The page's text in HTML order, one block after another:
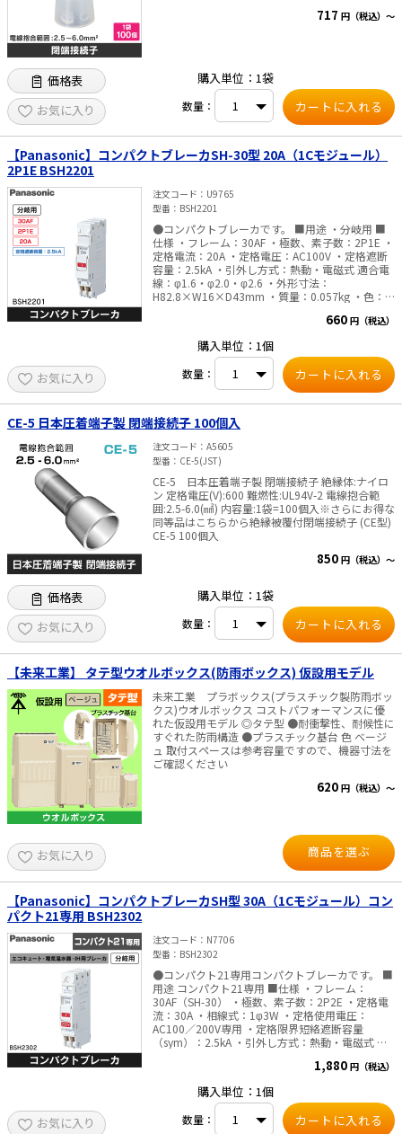
717 円（税込）～
価格表
お気に入り
購入単位：1袋
数量：
【Panasonic】コンパクトブレーカSH-30型 20A（1Cモジュール）
2P1E BSH2201
注文コード
U9765
型番
BSH2201
●コンパクトブレーカです。 ■用途 ・分岐用 ■
仕様 ・フレーム：30AF ・極数、素子数：2P1E ・
定格電流：20A ・定格電圧：AC100V ・定格遮断
容量：2.5kA ・引外し方式：熱動・電磁式 適合電
線：φ1.6・φ2.0・φ2.6 ・外形寸法：
H82.8×W16×D43mm ・質量：0.057kg ・色：
使用ください。これ以外のものは使用できませ
660 円（税込）
お気に入り
購入単位：1個
数量：
CE-5 日本圧着端子製 閉端接続子 100個入
注文コード
A5605
型番
CE-5(JST)
CE-5 日本圧着端子製 閉端接続子 絶縁体:ナイロ
ン 定格電圧(V):600 難燃性:UL94V-2 電線抱合範
囲:2.5-6.0(㎟) 内容量:1袋=100個入※さらにお得な
同等品はこちらから絶縁被覆付閉端接続子 (CE型)
CE-5 100個入
850 円（税込）～
価格表
お気に入り
購入単位：1袋
数量：
【未来工業】 タテ型ウオルボックス(防雨ボックス) 仮設用モデル
未来工業 プラボックス(プラスチック製防雨ボッ
クス)ウオルボックス コストパフォーマンスに優
れた仮設用モデル ◎タテ型 ●耐衝撃性、耐候性に
すぐれた防雨構造 ●プラスチック基台 色 ベージ
ュ 取付スペースは参考容量ですので、機器寸法を
ご確認ください
620 円（税込）～
お気に入り 商品を選ぶ
【Panasonic】コンパクトブレーカSH型 30A（1Cモジュール）コン
パクト21専用 BSH2302
注文コード
N7706
型番
BSH2302
●コンパクト21専用コンパクトブレーカです。 ■
用途 コンパクト21専用 ■仕様 ・フレーム：
30AF（SH-30） ・極数、素子数：2P2E ・定格電
流：30A ・相線式：1φ3W ・定格使用電圧：
AC100／200V専用 ・定格限界短絡遮断容量
（sym）：2.5kA ・引外し方式：熱動・電磁式 ・
φ2.0・φ2.6 ・外形寸法：H82.8×W16×D43mm
は、専用棒圧着端子をご使用ください。これ以外
のものは使用できません。
1,880 円（税込）
お気に入り
購入単位：1個
数量：